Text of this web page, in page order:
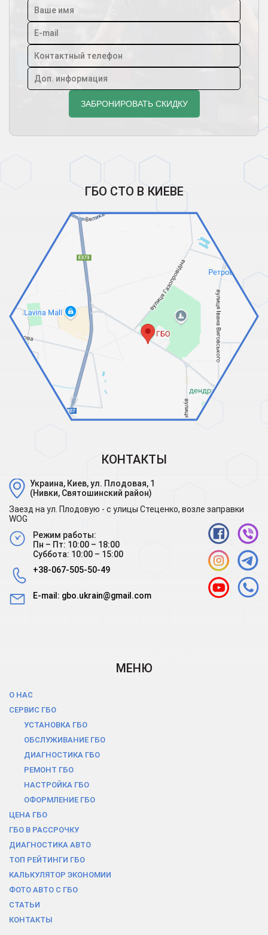
КОНТАКТЫ
Украина, Киев, ул. Плодовая, 1
(Нивки, Святошинский район)
Заезд на ул. Плодовую - с улицы Стеценко, возле заправки
WOG
Режим работы:
Пн – Пт: 10:00 – 18:00
Суббота: 10:00 – 15:00
+38-067-505-50-49
E-mail: gbo.ukrain@gmail.com
ГБО СТО В КИЕВЕ
МЕНЮ
О НАС
СЕРВИС ГБО
УСТАНОВКА ГБО
ОБСЛУЖИВАНИЕ ГБО
ДИАГНОСТИКА ГБО
РЕМОНТ ГБО
НАСТРОЙКА ГБО
ОФОРМЛЕНИЕ ГБО
ЦЕНА ГБО
ГБО В РАCСРОЧКУ
ДИАГНОСТИКА АВТО
ТОП РЕЙТИНГИ ГБО
КАЛЬКУЛЯТОР ЭКОНОМИИ
ФОТО АВТО С ГБО
СТАТЬИ
КОНТАКТЫ